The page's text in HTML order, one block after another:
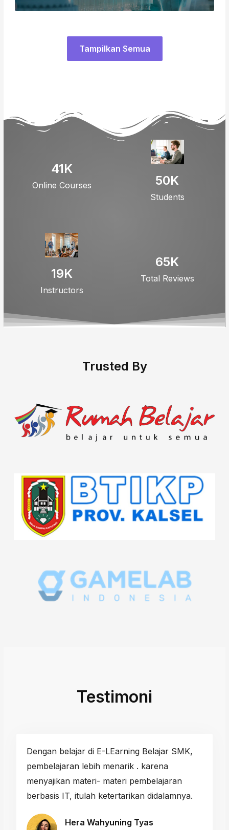
Tampilkan Semua
41K
Online Courses 50K
Students
19K
Instructors
65K
Total Reviews
Trusted By
Testimoni
Dengan belajar di E-LEarning Belajar SMK,
pembelajaran lebih menarik . karena
menyajikan materi- materi pembelajaran
berbasis IT, itulah ketertarikan didalamnya.
Hera Wahyuning Tyas